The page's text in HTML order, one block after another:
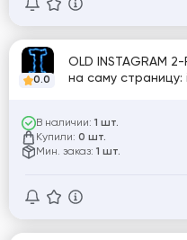
0.0
OLD INSTAGRAM
на саму
В наличии: 1 шт.
Купили: 0 шт.
Мин. заказ: 1 шт.